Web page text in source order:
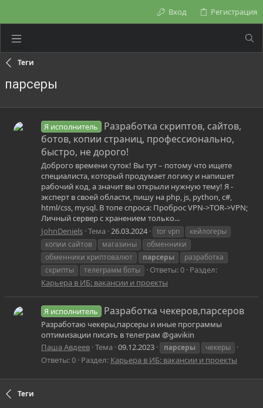
Вход Регистрация
Теги
парсеры
Я исполнитель
Разработка скриптов, сайтов,
ботов, копии страниц, профессионально,
быстро, не дорого!
Доброго времени суток! Вы тут – потому что ищете
специалиста, который продумает логику и напишет
рабочий код, а значит вы открыли нужную тему! Я -
эксперт в своей области, пишу на php, js, python, c#,
html/css, mysql. В топе спроса: Проброс VPN->TOR->VPN;
Личный сервер с хранением только...
JohnDeniels Тема 26.03.2024 tor vpn
кейлогеры
копии сайтов
магазины
обменники
обменники криптовалют
парсеры
разработка
скрипты
телеграмм боты Ответы: 0 Раздел:
Карьера в ИБ: вакансии и проекты
Я исполнитель Разработка чекеров,парсеров
Разработаю чекеры,парсеры и иные программы
оптимизации писать в телеграм @gavikin
Паша Авдеев Тема 09.12.2023 парсеры чекеры
Ответы: 0 Раздел: Карьера в ИБ: вакансии и проекты
Теги